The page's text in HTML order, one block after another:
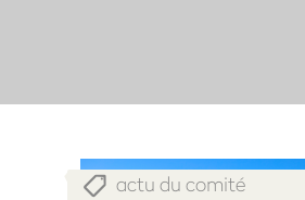
actu du comité